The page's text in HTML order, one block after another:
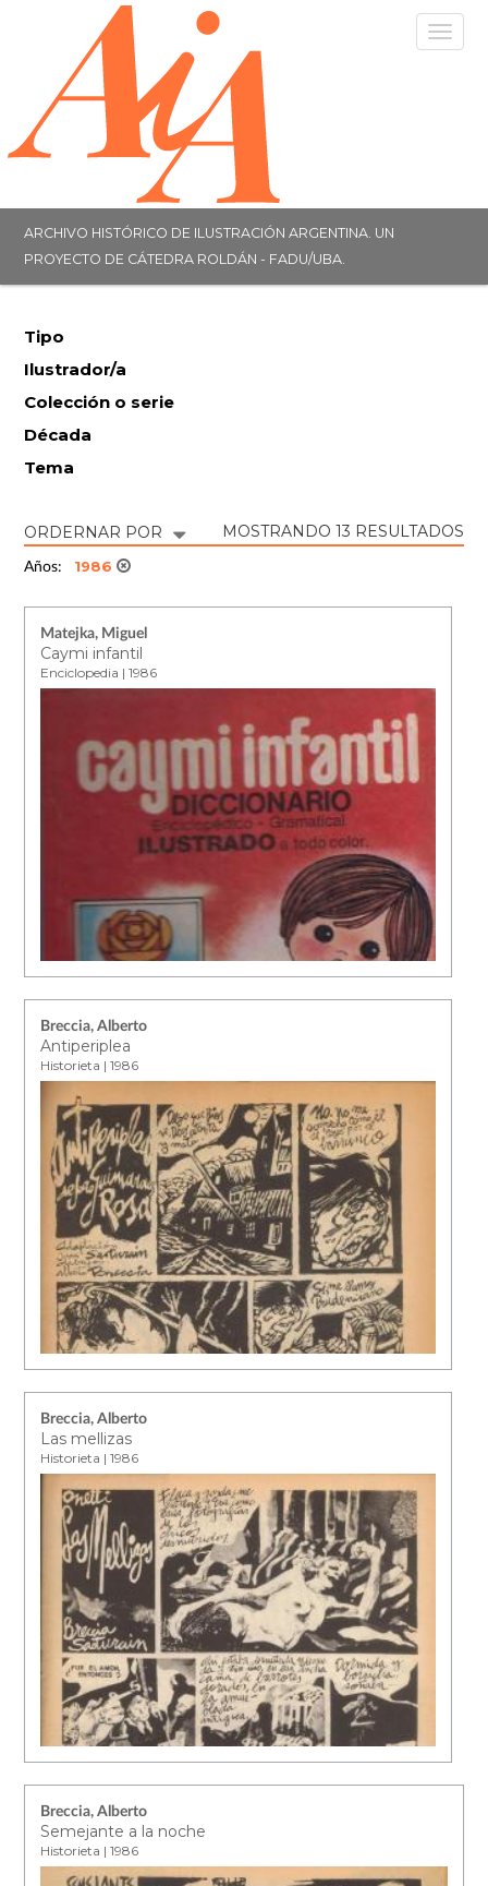
ARCHIVO HISTÓRICO DE ILUSTRACIÓN ARGENTINA. UN
PROYECTO DE CÁTEDRA ROLDÁN - FADU/UBA.
Tipo
Ilustrador/a
Colección o serie
Década
Tema
ORDERNAR POR MOSTRANDO 13 RESULTADOS
Años: 1986
Matejka, Miguel
Caymi infantil
Enciclopedia | 1986
Breccia, Alberto
Antiperiplea
Historieta | 1986
Breccia, Alberto
Las mellizas
Historieta | 1986
Breccia, Alberto
Semejante a la noche
Historieta | 1986